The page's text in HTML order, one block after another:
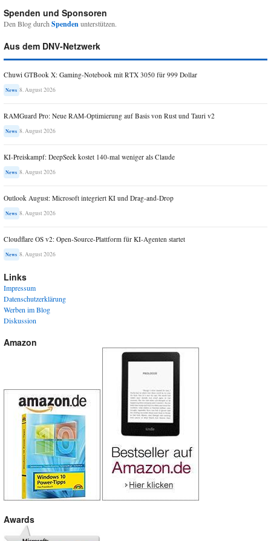
Spenden und Sponsoren
Den Blog durchSpendenunterstützen.
Aus dem DNV-Netzwerk
Chuwi GTBook X: Gaming-Notebook mit RTX 3050 für 999 Dollar
News 8. August 2026
RAMGuard Pro: Neue RAM-Optimierung auf Basis von Rust und Tauri v2
News 8. August 2026
KI-Preiskampf: DeepSeek kostet 140-mal weniger als Claude
News 8. August 2026
Outlook August: Microsoft integriert KI und Drag-and-Drop
News 8. August 2026
Cloudflare OS v2: Open-Source-Plattform für KI-Agenten startet
News 8. August 2026
Links
Impressum
Datenschutzerklärung
Werben im Blog
Diskussion
Amazon
Awards